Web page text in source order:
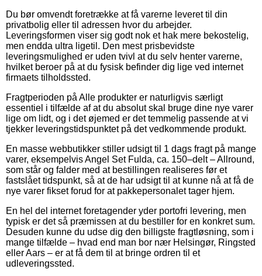
Du bør omvendt foretrække at få varerne leveret til din
privatbolig eller til adressen hvor du arbejder.
Leveringsformen viser sig godt nok et hak mere bekostelig,
men endda ultra ligetil. Den mest prisbevidste
leveringsmulighed er uden tvivl at du selv henter varerne,
hvilket beroer på at du fysisk befinder dig lige ved internet
firmaets tilholdssted.
Fragtperioden på Alle produkter er naturligvis særligt
essentiel i tilfælde af at du absolut skal bruge dine nye varer
lige om lidt, og i det øjemed er det temmelig passende at vi
tjekker leveringstidspunktet på det vedkommende produkt.
En masse webbutikker stiller udsigt til 1 dags fragt på mange
varer, eksempelvis Angel Set Fulda, ca. 150–delt – Allround,
som står og falder med at bestillingen realiseres før et
fastslået tidspunkt, så at de har udsigt til at kunne nå at få de
nye varer fikset forud for at pakkepersonalet tager hjem.
En hel del internet foretagender yder portofri levering, men
typisk er det så præmissen at du bestiller for en konkret sum.
Desuden kunne du udse dig den billigste fragtløsning, som i
mange tilfælde – hvad end man bor nær Helsingør, Ringsted
eller Aars – er at få dem til at bringe ordren til et
udleveringssted.